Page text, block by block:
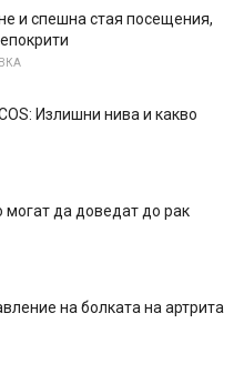
и спешна стая посещения,
Излишни нива и какво
могат да доведат до рак
на болката на артрита